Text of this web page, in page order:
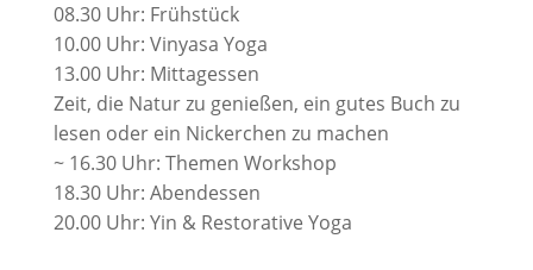
08.30 Uhr: Frühstück
10.00 Uhr: Vinyasa Yoga
13.00 Uhr: Mittagessen
Zeit, die Natur zu genießen, ein gutes Buch zu
lesen oder ein Nickerchen zu machen
~ 16.30 Uhr: Themen Workshop
18.30 Uhr: Abendessen
20.00 Uhr: Yin & Restorative Yoga